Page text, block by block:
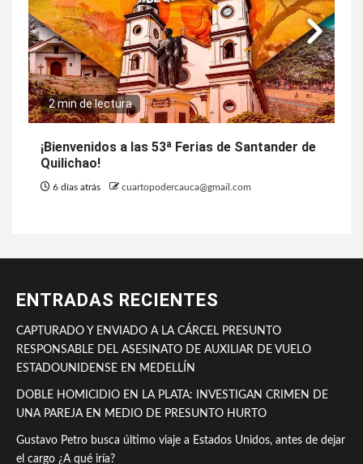
2 min de lectura
¡Bienvenidos a las 53ª Ferias de Santander de
Quilichao!
6 días atrás cuartopodercauca@gmail.com
ENTRADAS RECIENTES
CAPTURADO Y ENVIADO A LA CÁRCEL PRESUNTO
RESPONSABLE DEL ASESINATO DE AUXILIAR DE VUELO
ESTADOUNIDENSE EN MEDELLÍN
DOBLE HOMICIDIO EN LA PLATA: INVESTIGAN CRIMEN DE
UNA PAREJA EN MEDIO DE PRESUNTO HURTO
Gustavo Petro busca último viaje a Estados Unidos, antes de dejar
el cargo ¿A qué iría?